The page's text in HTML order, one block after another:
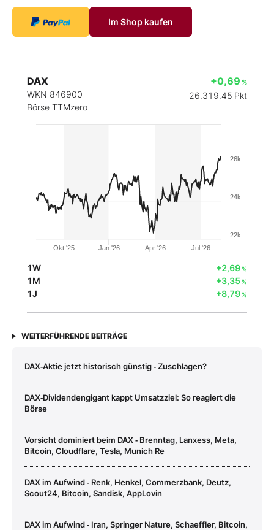
Im Shop kaufen
DAX
WKN 846900
Börse TTMzero
+0,69 %
26.319,45 Pkt
Okt '25 Jan '26 Apr '26 Jul '26
22k
24k
26k
1W +2,69%
1M +3,35%
1J +8,79%
WEITERFÜHRENDE BEITRÄGE
DAX‑Aktie jetzt historisch günstig ‑ Zuschlagen?
DAX‑Dividendengigant kappt Umsatzziel: So reagiert die
Börse
Vorsicht dominiert beim DAX ‑ Brenntag, Lanxess, Meta,
Bitcoin, Cloudflare, Tesla, Munich Re
DAX im Aufwind ‑ Renk, Henkel, Commerzbank, Deutz,
Scout24, Bitcoin, Sandisk, AppLovin
DAX im Aufwind ‑ Iran, Springer Nature, Schaeffler, Bitcoin,